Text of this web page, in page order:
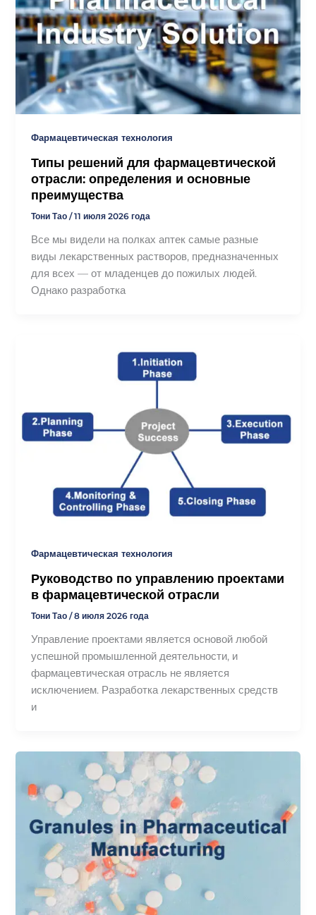
Фармацевтическая технология
Типы решений для фармацевтической
отрасли: определения и основные
преимущества
Тони Тао/11 июля 2026 года
Все мы видели на полках аптек самые разные
виды лекарственных растворов, предназначенных
для всех — от младенцев до пожилых людей.
Однако разработка
Фармацевтическая технология
Руководство по управлению проектами
в фармацевтической отрасли
Тони Тао/8 июля 2026 года
Управление проектами является основой любой
успешной промышленной деятельности, и
фармацевтическая отрасль не является
исключением. Разработка лекарственных средств
и